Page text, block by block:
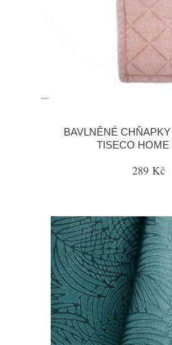
BAVLNĚNÉ
TISECO HOME
289 Kč